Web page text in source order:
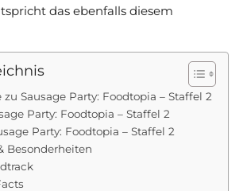
das ebenfalls diesem
Sausage Party: Foodtopia – Staffel 2
Party: Foodtopia – Staffel 2
Party: Foodtopia – Staffel 2
Besonderheiten